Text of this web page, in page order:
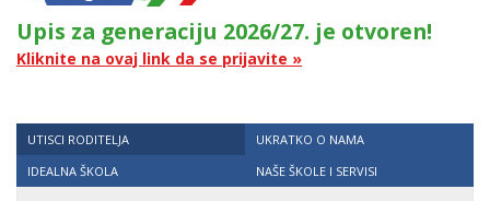
Upis za generaciju 2026/27. je otvoren!
Kliknite na ovaj link da se prijavite »
UTISCI RODITELJA
UKRATKO O NAMA
IDEALNA ŠKOLA
NAŠE ŠKOLE I SERVISI